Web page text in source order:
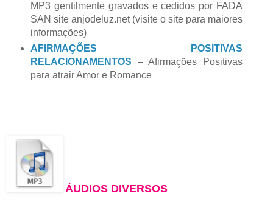
MP3 gentilmente gravados e cedidos por FADA
SAN site anjodeluz.net (visite o site para maiores
informações)
AFIRMAÇÕES POSITIVAS
RELACIONAMENTOS – Afirmações Positivas
para atrair Amor e Romance
ÁUDIOS DIVERSOS